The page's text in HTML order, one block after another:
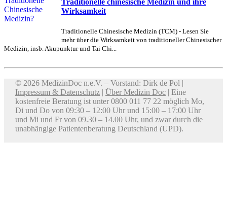
Traditionelle chinesische Medizin und ihre
Wirksamkeit
Traditionelle Chinesische Medizin (TCM) - Lesen Sie
mehr über die Wirksamkeit von traditioneller Chinesischer
Medizin, insb. Akupunktur und Tai Chi...
© 2026 MedizinDoc n.e.V. – Vorstand: Dirk de Pol |
Impressum & Datenschutz | Über Medizin Doc | Eine
kostenfreie Beratung ist unter 0800 011 77 22 möglich Mo,
Di und Do von 09:30 – 12:00 Uhr und 15:00 – 17:00 Uhr
und Mi und Fr von 09.30 – 14.00 Uhr, und zwar durch die
unabhängige Patientenberatung Deutschland (UPD).